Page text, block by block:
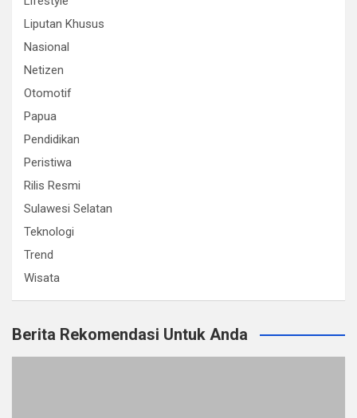
Liputan Khusus
Nasional
Netizen
Otomotif
Papua
Pendidikan
Peristiwa
Rilis Resmi
Sulawesi Selatan
Teknologi
Trend
Wisata
Berita Rekomendasi Untuk Anda